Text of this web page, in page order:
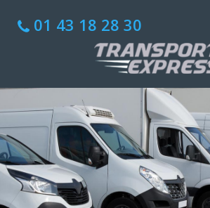
01 43 18 28 30